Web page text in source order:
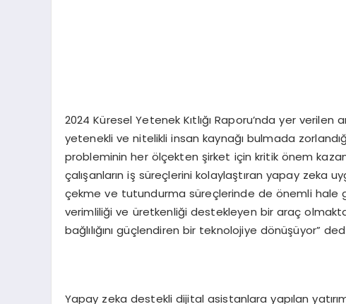
2024 Küresel Yetenek Kıtlığı Raporu’nda yer
yetenekli ve nitelikli insan kaynağı bulmada
probleminin her ölçekten şirket için kritik önem
çalışanların iş süreçlerini kolaylaştıran yapay zeka
çekme ve tutundurma süreçlerinde de önemli hale
verimliliği ve üretkenliği destekleyen bir araç
bağlılığını güçlendiren bir teknolojiye dönüşüyor”
Yapay zeka destekli dijital asistanlara yapılan